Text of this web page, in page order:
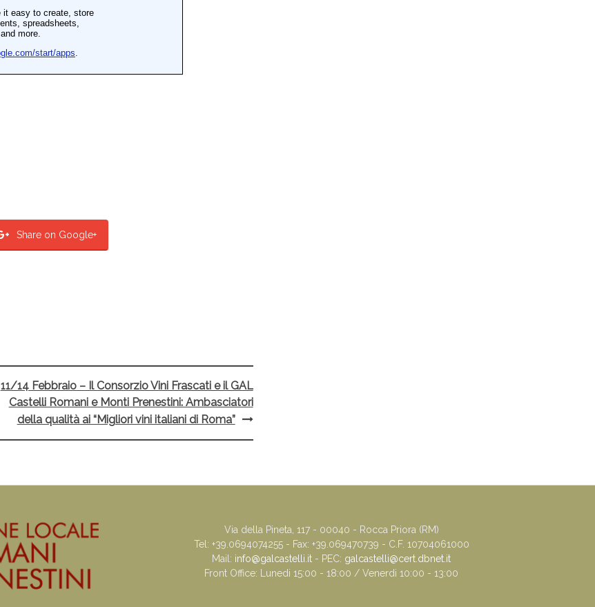
Share on Google+
11/14 Febbraio – Il Consorzio Vini Frascati e il GAL
Castelli Romani e Monti Prenestini: Ambasciatori
della qualità ai “Migliori vini italiani di Roma”
Via della Pineta, 117 - 00040 - Rocca Priora (RM)
Tel: +39.0694074255 - Fax: +39.069470739 - C.F. 10704061000
Mail: info@galcastelli.it - PEC: galcastelli@cert.dbnet.it
Front Office: Lunedi 15:00 - 18:00 / Venerdi 10:00 - 13:00